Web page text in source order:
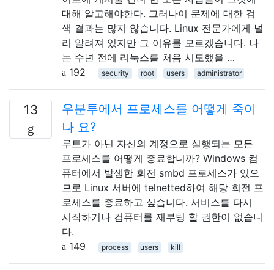
대해 알고해야한다. 그러나이 문제에 대한 검
색 결과는 많지 않습니다. Linux 전문가에게 널
리 알려져 있지만 그 이유를 모르겠습니다. 나
는 수년 전에 리눅스를 처음 시도했을 …
192
security root users administrator
13
우분투에서 프로세스를 어떻게 죽이
나 요?
루트가 아닌 자신의 계정으로 실행되는 모든
프로세스를 어떻게 종료합니까? Windows 컴
퓨터에서 발생한 회전 smbd 프로세스가 있으
므로 Linux 서버에 telnetted하여 해당 회전 프
로세스를 종료하고 싶습니다. 서비스를 다시
시작하거나 컴퓨터를 재부팅 할 권한이 없습니
다.
149
process users kill